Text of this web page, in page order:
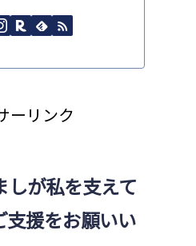
ーリンク
しが私を支えて
支援をお願いい